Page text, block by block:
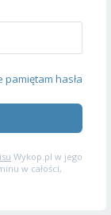
pamiętam hasła
Wykop.pl w jego
w całości,